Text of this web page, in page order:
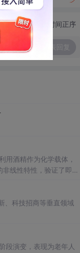
切换为时间正序
用酒精作为化学载体，
线性特性，验证了即使
、科技招商等垂直领域
段演变，表现为老年人